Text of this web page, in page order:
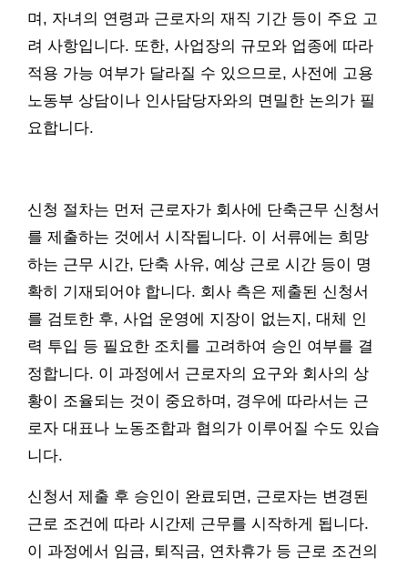
며, 자녀의 연령과 근로자의 재직 기간 등이 주요 고
려 사항입니다. 또한, 사업장의 규모와 업종에 따라
적용 가능 여부가 달라질 수 있으므로, 사전에 고용
노동부 상담이나 인사담당자와의 면밀한 논의가 필
요합니다.
신청 절차는 먼저 근로자가 회사에 단축근무 신청서
를 제출하는 것에서 시작됩니다. 이 서류에는 희망
하는 근무 시간, 단축 사유, 예상 근로 시간 등이 명
확히 기재되어야 합니다. 회사 측은 제출된 신청서
를 검토한 후, 사업 운영에 지장이 없는지, 대체 인
력 투입 등 필요한 조치를 고려하여 승인 여부를 결
정합니다. 이 과정에서 근로자의 요구와 회사의 상
황이 조율되는 것이 중요하며, 경우에 따라서는 근
로자 대표나 노동조합과 협의가 이루어질 수도 있습
니다.
신청서 제출 후 승인이 완료되면, 근로자는 변경된
근로 조건에 따라 시간제 근무를 시작하게 됩니다.
이 과정에서 임금, 퇴직금, 연차휴가 등 근로 조건의